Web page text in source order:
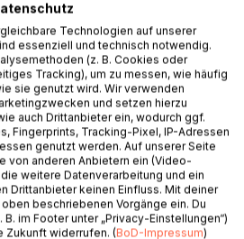
nicht aufgibt.
zu einem grossen Abenteuer
Maus, die von etwas
Zauberblume hoert,
erfuellt sich so, wie man es
viele besondere Momente und
auf ganz unerwartete Weise wahr
Technologien auf unserer
essenziell und technisch notwendig.
(z. B. Cookies oder
Tracking), um zu messen, wie häufig
sie genutzt wird. Wir verwenden
und setzen hierzu
auch Drittanbieter ein, wodurch ggf.
Fingerprints, Tracking-Pixel, IP-Adressen
genutzt werden. Auf unserer Seite
von anderen Anbietern ein (Video-
weitere Datenverarbeitung und ein
Drittanbieter keinen Einfluss. Mit deiner
beschriebenen Vorgänge ein. Du
im Footer unter „Privacy-Einstellungen“)
Zukunft widerrufen. (BoD-Impressum)